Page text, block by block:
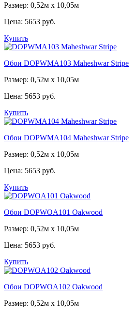
Размер: 0,52м x 10,05м
Цена: 5653 руб.
Купить
Обои DOPWMA103 Maheshwar Stripe
Размер: 0,52м x 10,05м
Цена: 5653 руб.
Купить
Обои DOPWMA104 Maheshwar Stripe
Размер: 0,52м x 10,05м
Цена: 5653 руб.
Купить
Обои DOPWOA101 Oakwood
Размер: 0,52м x 10,05м
Цена: 5653 руб.
Купить
Обои DOPWOA102 Oakwood
Размер: 0,52м x 10,05м